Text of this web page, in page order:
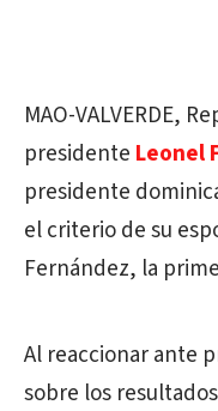
MAO-VALVERDE,
presidente Leonel
presidente
el criterio de su
Fernández, la
Al reaccionar ante
sobre los